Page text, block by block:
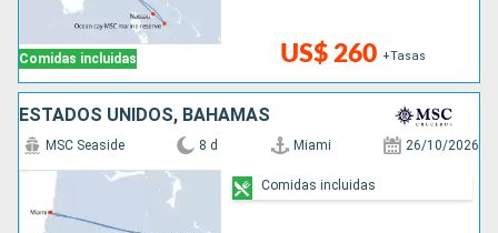
Comidas incluidas US$ 260 +Tasas
ESTADOS UNIDOS, BAHAMAS
MSC Seaside 8 d Miami 26/10/2026
Comidas incluidas